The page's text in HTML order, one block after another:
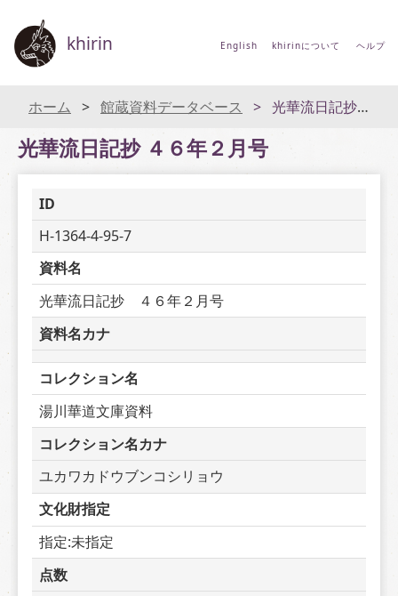
khirin English khirinについて ヘルプ
ホーム 館蔵資料データベース 光華流日記抄 ４６年２月号
光華流日記抄 ４６年２月号
ID
H-1364-4-95-7
資料名
光華流日記抄　４６年２月号
資料名カナ
コレクション名
湯川華道文庫資料
コレクション名カナ
ユカワカドウブンコシリョウ
文化財指定
指定:未指定
点数